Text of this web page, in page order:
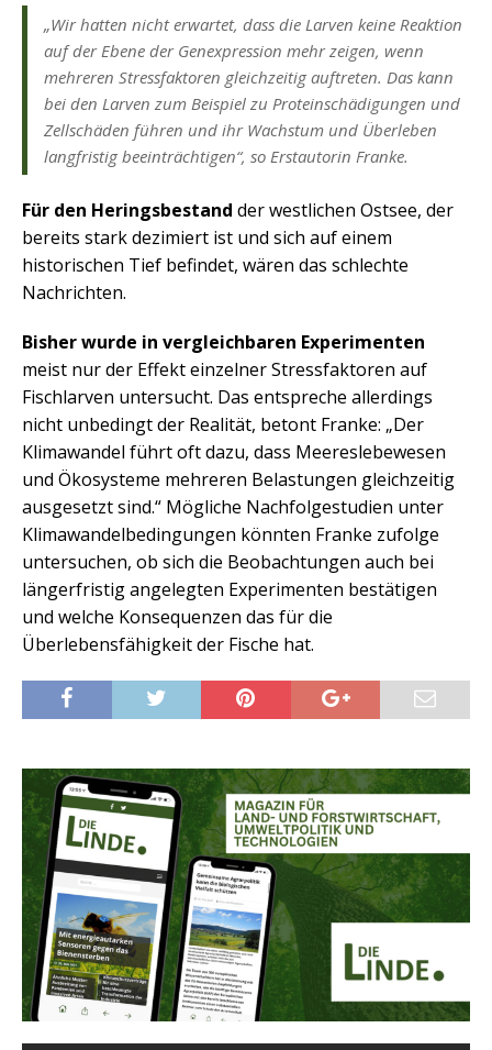
„Wir hatten nicht erwartet, dass die Larven keine Reaktion
auf der Ebene der Genexpression mehr zeigen, wenn
mehreren Stressfaktoren gleichzeitig auftreten. Das kann
bei den Larven zum Beispiel zu Proteinschädigungen und
Zellschäden führen und ihr Wachstum und Überleben
langfristig beeinträchtigen“, so Erstautorin Franke.
Für den Heringsbestand der westlichen Ostsee, der
bereits stark dezimiert ist und sich auf einem
historischen Tief befindet, wären das schlechte
Nachrichten.
Bisher wurde in vergleichbaren Experimenten
meist nur der Effekt einzelner Stressfaktoren auf
Fischlarven untersucht. Das entspreche allerdings
nicht unbedingt der Realität, betont Franke: „Der
Klimawandel führt oft dazu, dass Meereslebewesen
und Ökosysteme mehreren Belastungen gleichzeitig
ausgesetzt sind.“ Mögliche Nachfolgestudien unter
Klimawandelbedingungen könnten Franke zufolge
untersuchen, ob sich die Beobachtungen auch bei
längerfristig angelegten Experimenten bestätigen
und welche Konsequenzen das für die
Überlebensfähigkeit der Fische hat.